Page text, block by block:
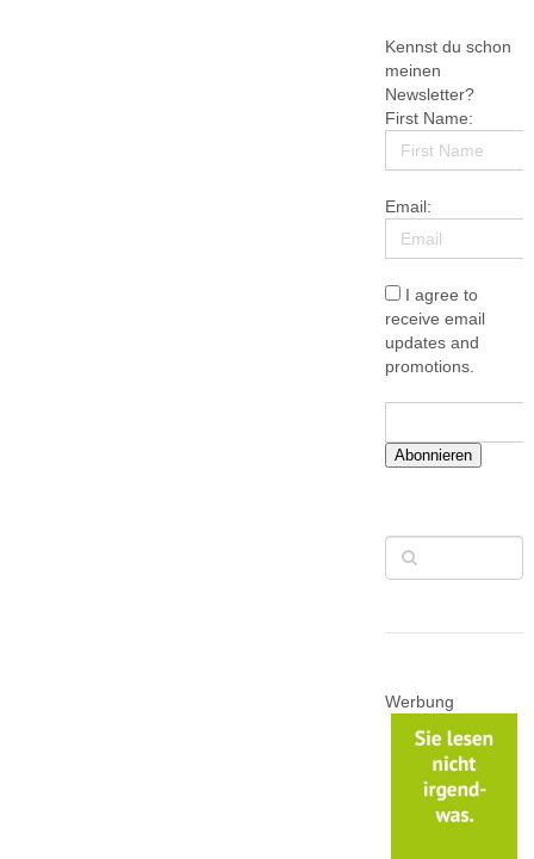
Kennst du schon
meinen
Newsletter?
First Name:
Email:
I agree to
receive email
updates and
promotions.
Abonnieren
Werbung